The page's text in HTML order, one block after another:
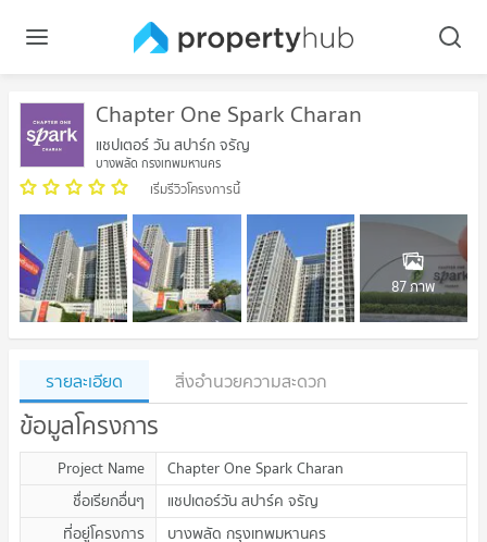
Chapter One Spark Charan
แชปเตอร์ วัน สปาร์ก จรัญ
บางพลัด กรุงเทพมหานคร
เริ่มรีวิวโครงการนี้
87 ภาพ
รายละเอียด สิ่งอำนวยความสะดวก
ข้อมูลโครงการ
Project Name
Chapter One Spark Charan
ชื่อเรียกอื่นๆ
แชปเตอร์วัน สปาร์ค จรัญ
ที่อยู่โครงการ
บางพลัด กรุงเทพมหานคร